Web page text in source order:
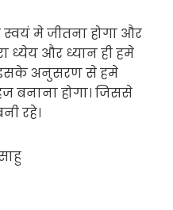
स्वयं मे जीतना होगा और
ध्येय और ध्यान ही हमे
इसके अनुसरण से हमे
बनाना होगा। जिससे
रहे।